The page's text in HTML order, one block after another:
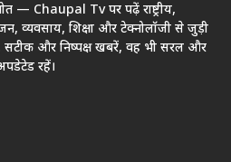
— Chaupal Tv पर पढ़ें राष्ट्रीय,
व्यवसाय, शिक्षा और टेक्नोलॉजी से जुड़ी
और निष्पक्ष खबरें, वह भी सरल और
रहें।